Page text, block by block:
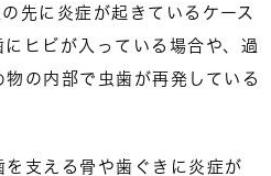
先に炎症が起きているケース
ヒビが入っている場合や、過
の内部で虫歯が再発している
支える骨や歯ぐきに炎症が